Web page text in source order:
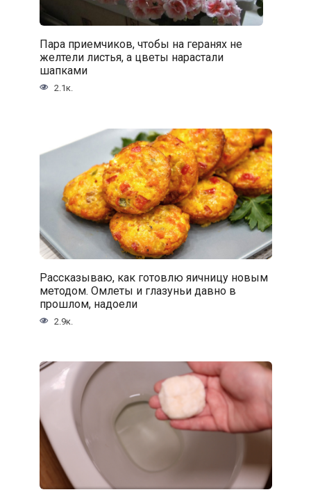
Пара приемчиков, чтобы на геранях не
желтели листья, а цветы нарастали
шапками
2.1к.
Рассказываю, как готовлю яичницу новым
методом. Омлеты и глазуньи давно в
прошлом, надоели
2.9к.